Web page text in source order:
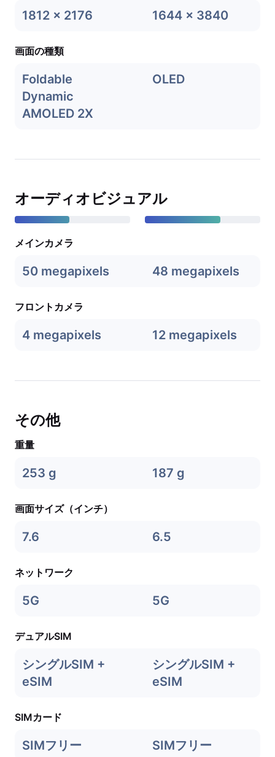
1812 x 2176 1644 x 3840
画面の種類
Foldable
Dynamic
AMOLED 2X
OLED
オーディオビジュアル
メインカメラ
50 megapixels 48 megapixels
フロントカメラ
4 megapixels 12 megapixels
その他
重量
253 g 187 g
画面サイズ（インチ）
7.6 6.5
ネットワーク
5G 5G
デュアルSIM
シングルSIM +
eSIM
シングルSIM +
eSIM
SIMカード
SIMフリー SIMフリー